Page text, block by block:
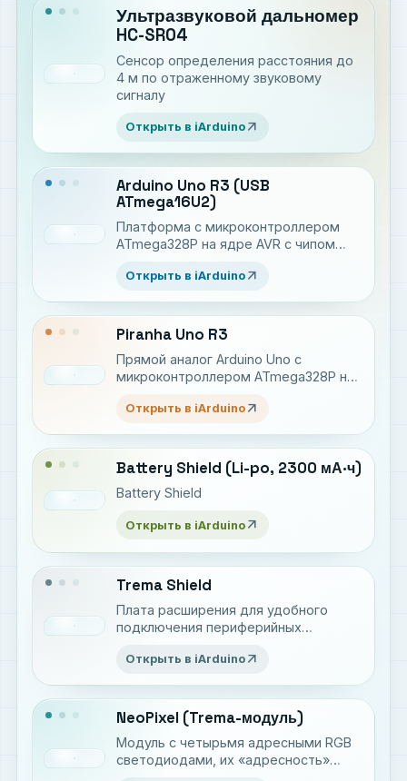
Ультразвуковой дальномер
HC-SR04
Сенсор определения расстояния до
4 м по отраженному звуковому
сигналу
Открыть в iArduino arrow_outward
Arduino Uno R3 (USB
ATmega16U2)
Платформа c микроконтроллером
ATmega328P на ядре AVR с чипом
электронных устройств на языке C++
Открыть в iArduino arrow_outward
Piranha Uno R3
Прямой аналог Arduino Uno c
микроконтроллером ATmega328P на
электронных устройств на языке C++
Открыть в iArduino arrow_outward
Battery Shield (Li-po, 2300 мА·ч)
Battery Shield
Открыть в iArduino arrow_outward
Trema Shield
Плата расширения для удобного
подключения периферийных
Открыть в iArduino arrow_outward
NeoPixel (Trema-модуль)
Модуль с четырьмя адресными RGB
светодиодами, их «адресность»